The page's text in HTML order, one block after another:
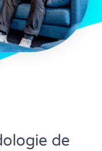
de